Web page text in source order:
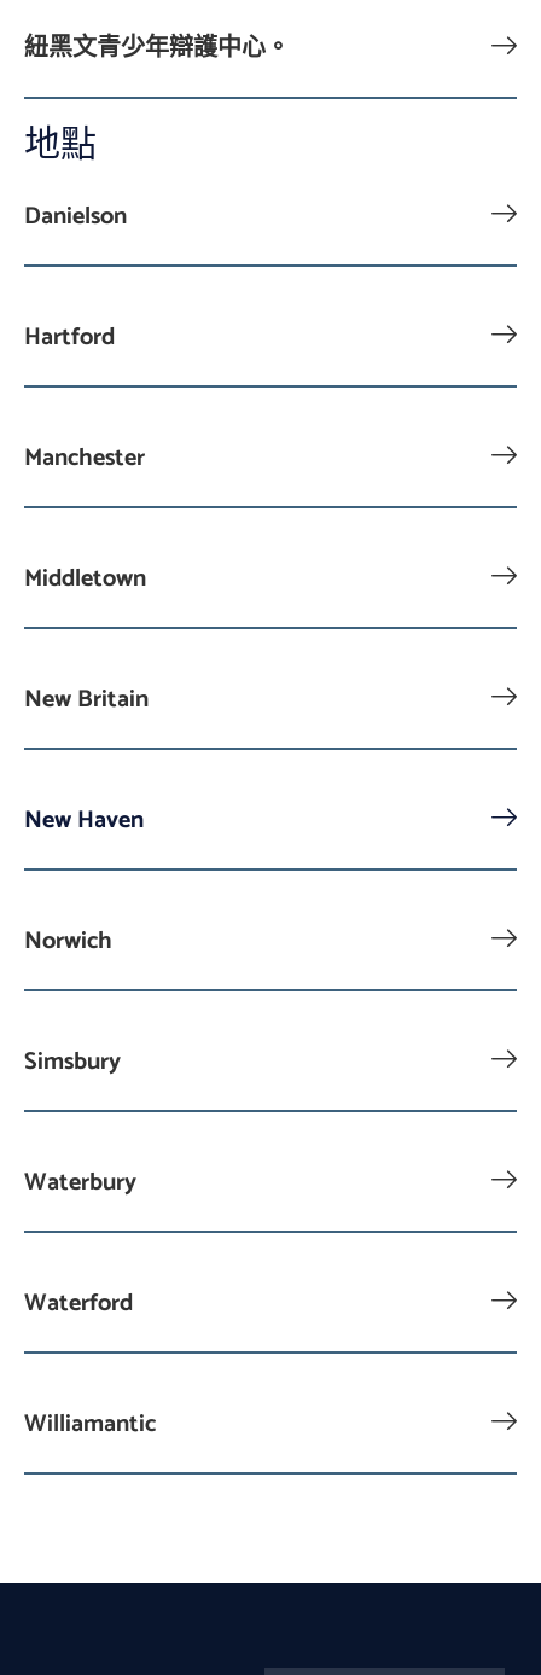
紐黑文青少年辯護中心。
地點
Danielson
Hartford
Manchester
Middletown
New Britain
New Haven
Norwich
Simsbury
Waterbury
Waterford
Williamantic